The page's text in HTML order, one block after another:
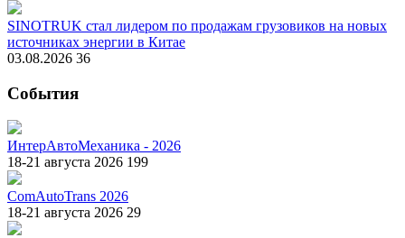
SINOTRUK стал лидером по продажам грузовиков на новых
источниках энергии в Китае
03.08.2026 36
События
ИнтерАвтоМеханика - 2026
18-21 августа 2026 199
ComAutoTrans 2026
18-21 августа 2026 29